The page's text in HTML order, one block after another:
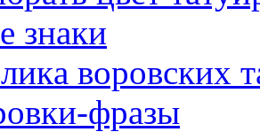
знаки
воровских
фразы